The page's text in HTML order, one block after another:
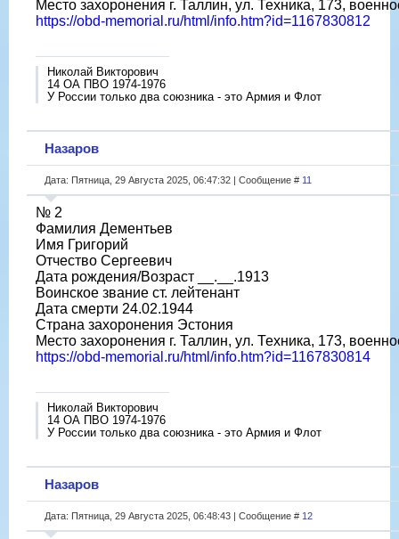
Место захоронения г. Таллин, ул. Техника, 173,
https://obd-memorial.ru/html/info.htm?id=1167830812
Николай Викторович
14 ОА ПВО 1974-1976
У России только два союзника - это Армия и Флот
Назаров
Дата: Пятница, 29 Августа 2025, 06:47:32 | Сообщение # 11
№ 2
Фамилия Дементьев
Имя Григорий
Отчество Сергеевич
Дата рождения/Возраст __.__.1913
Воинское звание ст. лейтенант
Дата смерти 24.02.1944
Страна захоронения Эстония
Место захоронения г. Таллин, ул. Техника, 173,
https://obd-memorial.ru/html/info.htm?id=1167830814
Николай Викторович
14 ОА ПВО 1974-1976
У России только два союзника - это Армия и Флот
Назаров
Дата: Пятница, 29 Августа 2025, 06:48:43 | Сообщение # 12